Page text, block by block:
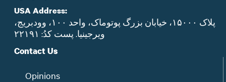
USA Address:
پلاک ۱۵۰۰۰، خیابان بزرگ پوتوماک، واحد ۱۰۰، وودبریج،
ویرجینیا. پست‌ کدُ: ۲۲۱۹۱
Contact Us
Opinions